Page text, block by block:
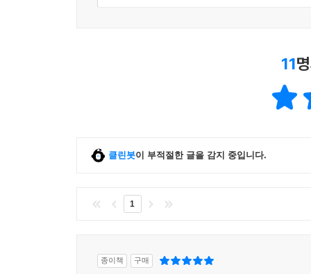
11
클린봇이 부적절한 글을 감지 중입니다.
1
종이책 구매